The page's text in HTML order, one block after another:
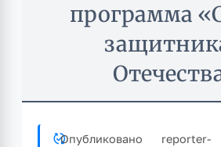
программа
Опубликовано reporter-